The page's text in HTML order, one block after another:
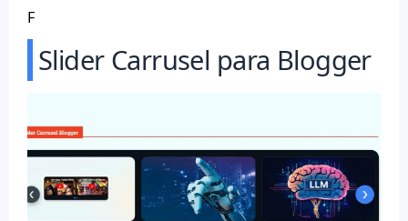
F
Slider Carrusel para Blogger